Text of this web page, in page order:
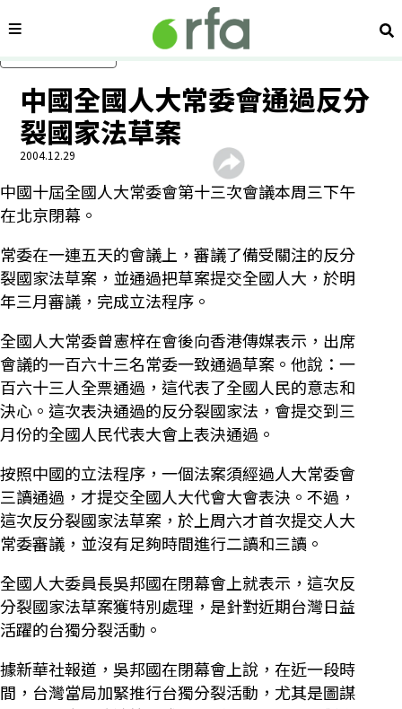
內容分類 搜
中國全國人大常委會通過反分
裂國家法草案
2004.12.29
中國十屆全國人大常委會第十三次會議本周三下午
在北京閉幕。
常委在一連五天的會議上，審議了備受關注的反分
裂國家法草案，並通過把草案提交全國人大，於明
年三月審議，完成立法程序。
全國人大常委曾憲梓在會後向香港傳媒表示，出席
會議的一百六十三名常委一致通過草案。他說：一
百六十三人全票通過，這代表了全國人民的意志和
決心。這次表決通過的反分裂國家法，會提交到三
月份的全國人民代表大會上表決通過。
按照中國的立法程序，一個法案須經過人大常委會
三讀通過，才提交全國人大代會大會表決。不過，
這次反分裂國家法草案，於上周六才首次提交人大
常委審議，並沒有足夠時間進行二讀和三讀。
全國人大委員長吳邦國在閉幕會上就表示，這次反
分裂國家法草案獲特別處理，是針對近期台灣日益
活躍的台獨分裂活動。
據新華社報道，吳邦國在閉幕會上說，在近一段時
間，台灣當局加緊推行台獨分裂活動，尤其是圖謀